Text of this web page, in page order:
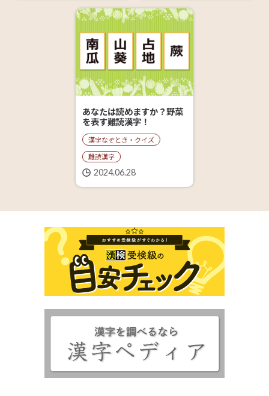
あなたは読めますか？野菜
を表す難読漢字！
漢字なぞとき・クイズ
難読漢字
2024.06.28